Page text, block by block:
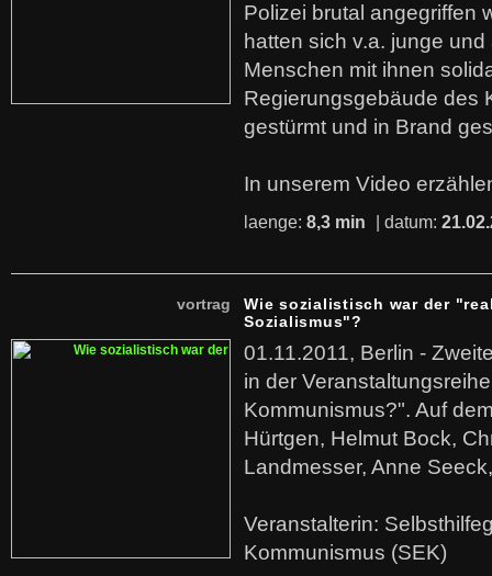
Polizei brutal angegriffen
hatten sich v.a. junge
Menschen mit ihnen
Regierungsgebäude des
gestürmt und in Brand
In unserem Video
laenge: 8,3 min | datum:
vortrag
Wie sozialistisch war der
Sozialismus"?
01.11.2011, Berlin -
in der
Kommunismus?". Auf
Hürtgen, Helmut Bock,
Landmesser, Anne
Veranstalterin:
Kommunismus (SEK)